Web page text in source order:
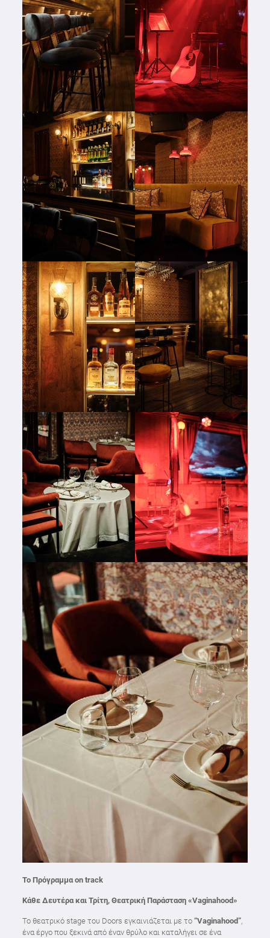
Το Πρόγραμμαon track
Κάθε Δευτέρα και Τρίτη, Θεατρική Παράσταση «Vaginahood»
Το θεατρικό stage του Doors εγκαινιάζεται με το “Vaginahood”,
ένα έργο που ξεκινά από έναν θρύλο και καταλήγει σε ένα